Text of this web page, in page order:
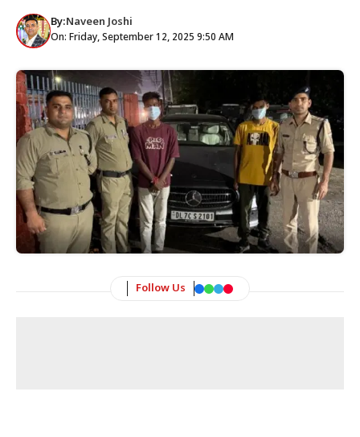
By:Naveen Joshi
On: Friday, September 12, 2025 9:50 AM
Follow Us